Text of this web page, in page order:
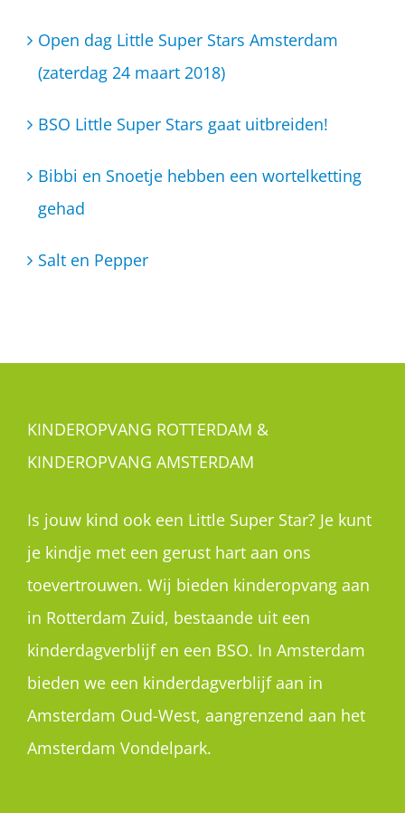
Open dag Little Super Stars Amsterdam
(zaterdag 24 maart 2018)
BSO Little Super Stars gaat uitbreiden!
Bibbi en Snoetje hebben een wortelketting
gehad
Salt en Pepper
KINDEROPVANG ROTTERDAM &
KINDEROPVANG AMSTERDAM
Is jouw kind ook een Little Super Star? Je kunt
je kindje met een gerust hart aan ons
toevertrouwen. Wij bieden kinderopvang aan
in Rotterdam Zuid, bestaande uit een
kinderdagverblijf en een BSO. In Amsterdam
bieden we een kinderdagverblijf aan in
Amsterdam Oud-West, aangrenzend aan het
Amsterdam Vondelpark.